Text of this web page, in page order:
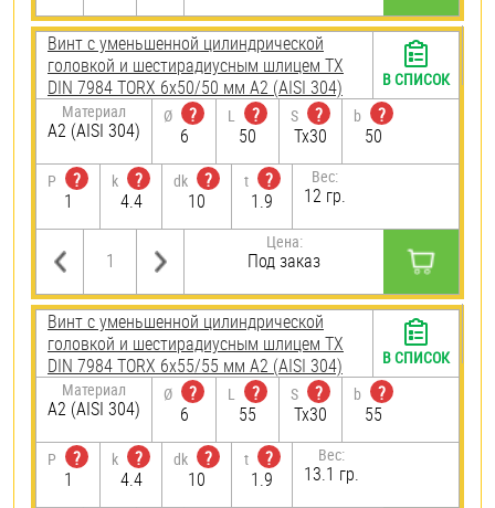
Винт с уменьшенной цилиндрической
головкой и шестирадиусным шлицем TX
DIN 7984 TORX 6х50/50 мм А2 (AISI 304)
Материал
А2 (AISI 304)
Ø
?
6
L
?
50
S
?
Tx30
b
?
50
P
?
1
k
?
4.4
dk
?
10
t
?
1.9
Вес:
12 гр.
Цена:
Под заказ
В СПИСОК
Винт с уменьшенной цилиндрической
головкой и шестирадиусным шлицем TX
DIN 7984 TORX 6х55/55 мм А2 (AISI 304)
Материал
А2 (AISI 304)
Ø
?
6
L
?
55
S
?
Tx30
b
?
55
P
?
1
k
?
4.4
dk
?
10
t
?
1.9
Вес:
13.1 гр.
В СПИСОК